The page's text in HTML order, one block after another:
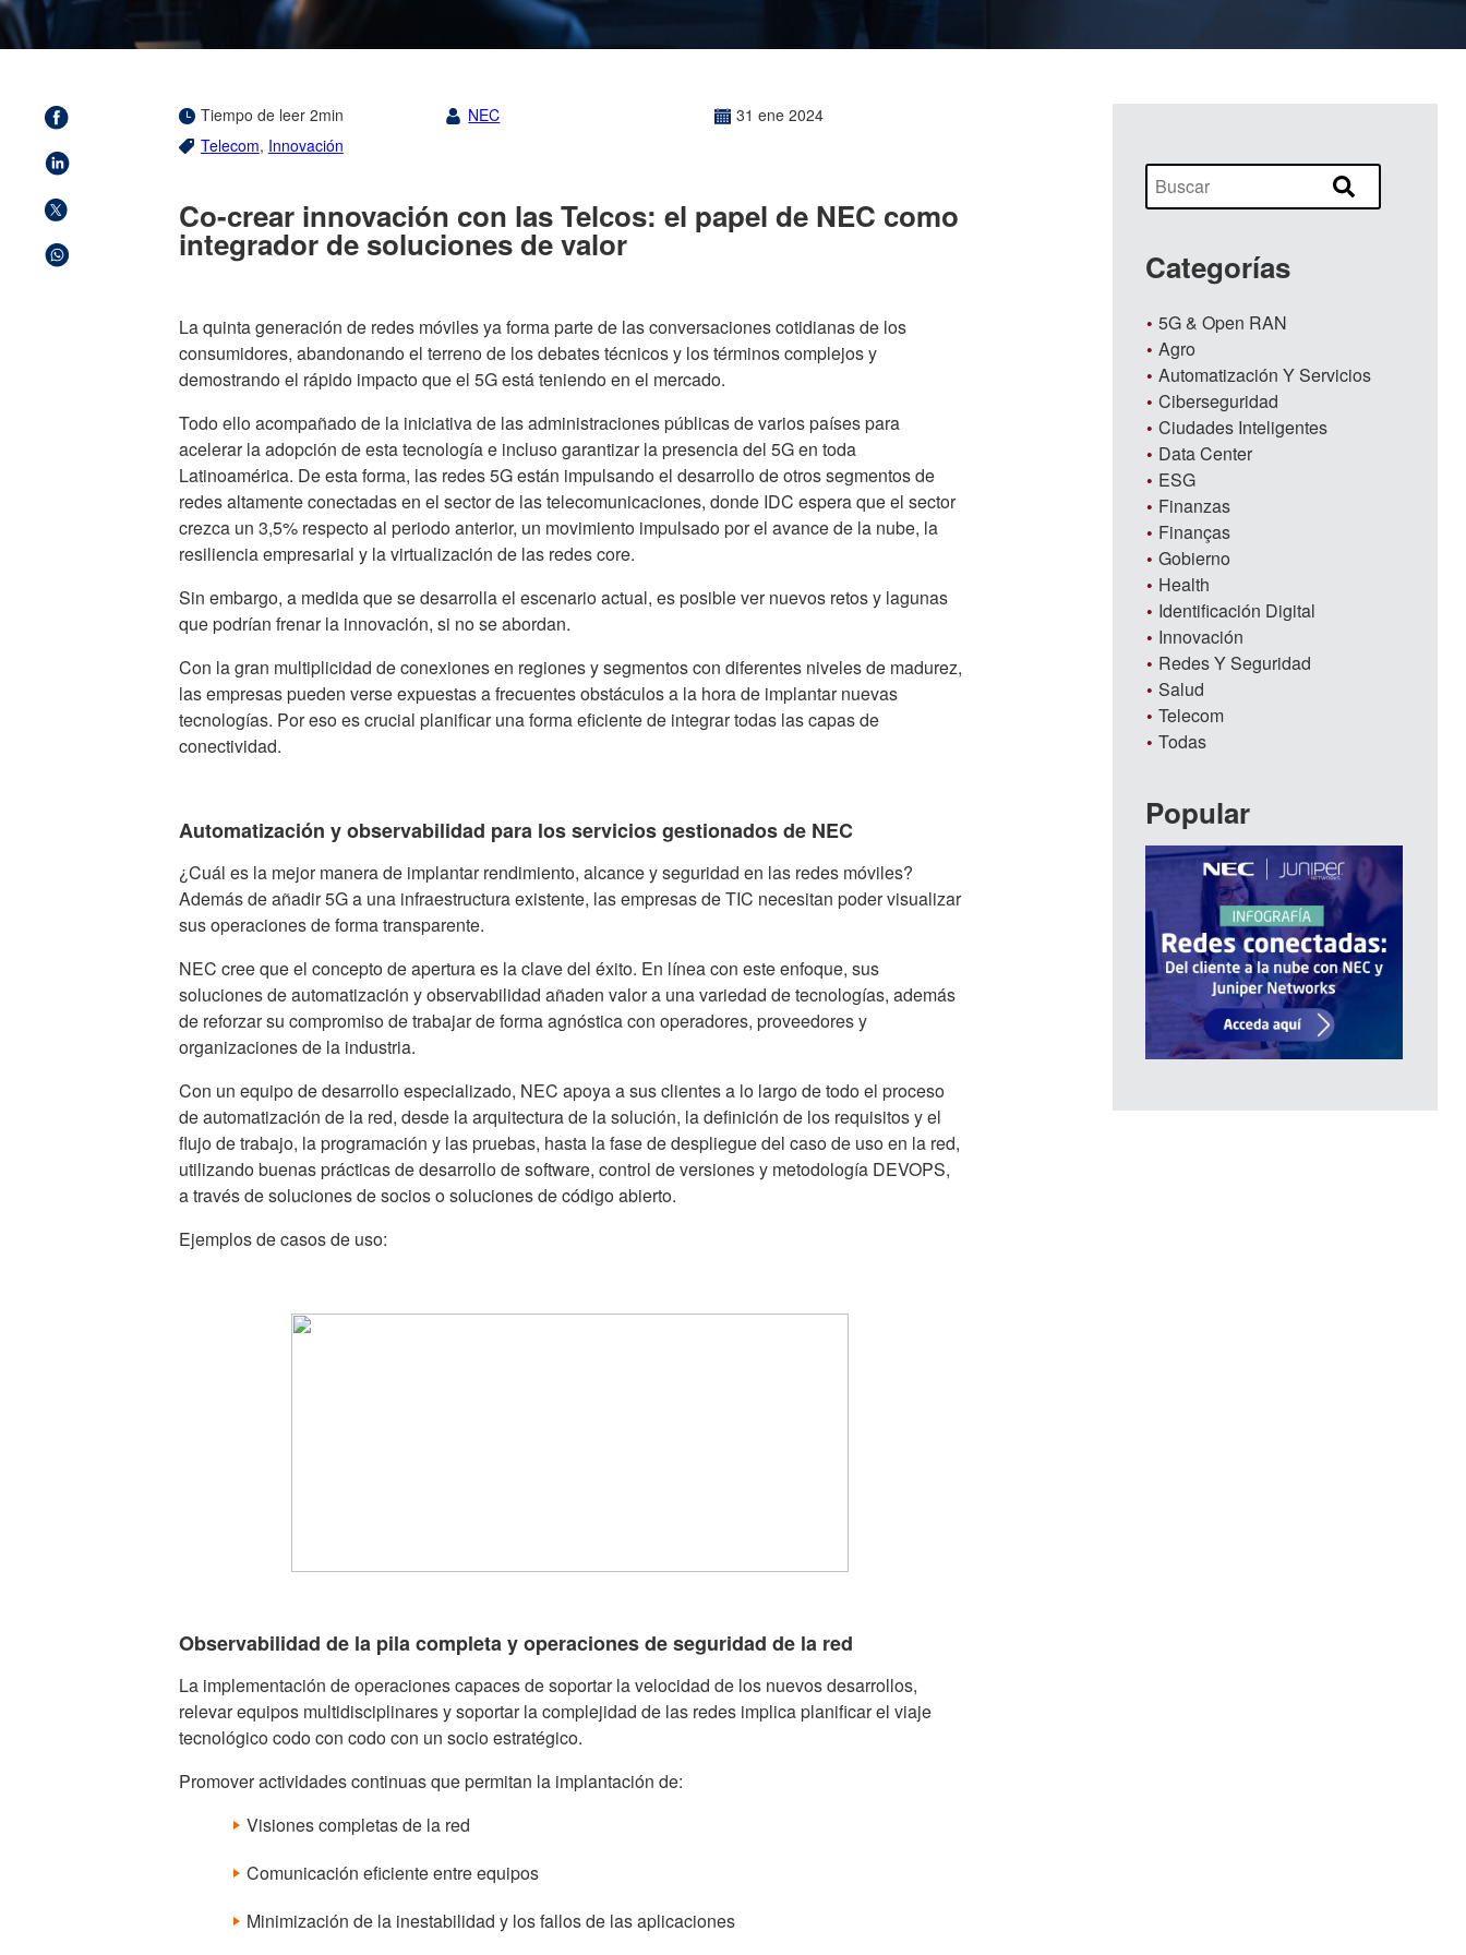
Tiempo de leer 2min NEC 31 ene 2024
Telecom, Innovación
Co-crear innovación con las Telcos: el papel de NEC como
integrador de soluciones de valor
La quinta generación de redes móviles ya forma parte de las conversaciones cotidianas de los
consumidores, abandonando el terreno de los debates técnicos y los términos complejos y
demostrando el rápido impacto que el 5G está teniendo en el mercado.
Todo ello acompañado de la iniciativa de las administraciones públicas de varios países para
acelerar la adopción de esta tecnología e incluso garantizar la presencia del 5G en toda
Latinoamérica. De esta forma, las redes 5G están impulsando el desarrollo de otros segmentos de
redes altamente conectadas en el sector de las telecomunicaciones, donde IDC espera que el sector
crezca un 3,5% respecto al periodo anterior, un movimiento impulsado por el avance de la nube, la
resiliencia empresarial y la virtualización de las redes core.
Sin embargo, a medida que se desarrolla el escenario actual, es posible ver nuevos retos y lagunas
que podrían frenar la innovación, si no se abordan.
Con la gran multiplicidad de conexiones en regiones y segmentos con diferentes niveles de madurez,
las empresas pueden verse expuestas a frecuentes obstáculos a la hora de implantar nuevas
tecnologías. Por eso es crucial planificar una forma eficiente de integrar todas las capas de
conectividad.
Automatización y observabilidad para los servicios gestionados de NEC
¿Cuál es la mejor manera de implantar rendimiento, alcance y seguridad en las redes móviles?
Además de añadir 5G a una infraestructura existente, las empresas de TIC necesitan poder visualizar
sus operaciones de forma transparente.
NEC cree que el concepto de apertura es la clave del éxito. En línea con este enfoque, sus
soluciones de automatización y observabilidad añaden valor a una variedad de tecnologías, además
de reforzar su compromiso de trabajar de forma agnóstica con operadores, proveedores y
organizaciones de la industria.
Con un equipo de desarrollo especializado, NEC apoya a sus clientes a lo largo de todo el proceso
de automatización de la red, desde la arquitectura de la solución, la definición de los requisitos y el
flujo de trabajo, la programación y las pruebas, hasta la fase de despliegue del caso de uso en la red,
utilizando buenas prácticas de desarrollo de software, control de versiones y metodología DEVOPS,
a través de soluciones de socios o soluciones de código abierto.
Ejemplos de casos de uso:
Observabilidad de la pila completa y operaciones de seguridad de la red
La implementación de operaciones capaces de soportar la velocidad de los nuevos desarrollos,
relevar equipos multidisciplinares y soportar la complejidad de las redes implica planificar el viaje
tecnológico codo con codo con un socio estratégico.
Promover actividades continuas que permitan la implantación de:
Visiones completas de la red
Comunicación eficiente entre equipos
Minimización de la inestabilidad y los fallos de las aplicaciones
Categorías
5G & Open RAN
Agro
Automatización Y Servicios
Ciberseguridad
Ciudades Inteligentes
Data Center
ESG
Finanzas
Finanças
Gobierno
Health
Identificación Digital
Innovación
Redes Y Seguridad
Salud
Telecom
Todas
Popular